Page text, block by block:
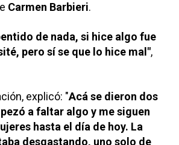
Carmen Barbieri.
de nada, si hice algo fue
pero sí se que lo hice mal",
explicó: "Acá se dieron dos
a faltar algo y me siguen
hasta el día de hoy. La
desgastando, uno solo de